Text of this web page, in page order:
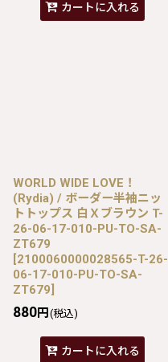
カートに入れる
WORLD WIDE LOVE！
(Rydia) / ボーダー半袖ニッ
トトップス 白Ｘブラウン T-
26-06-17-010-PU-TO-SA-
ZT679
[2100060000028565-T-26-
06-17-010-PU-TO-SA-
ZT679]
880円 (税込)
カートに入れる